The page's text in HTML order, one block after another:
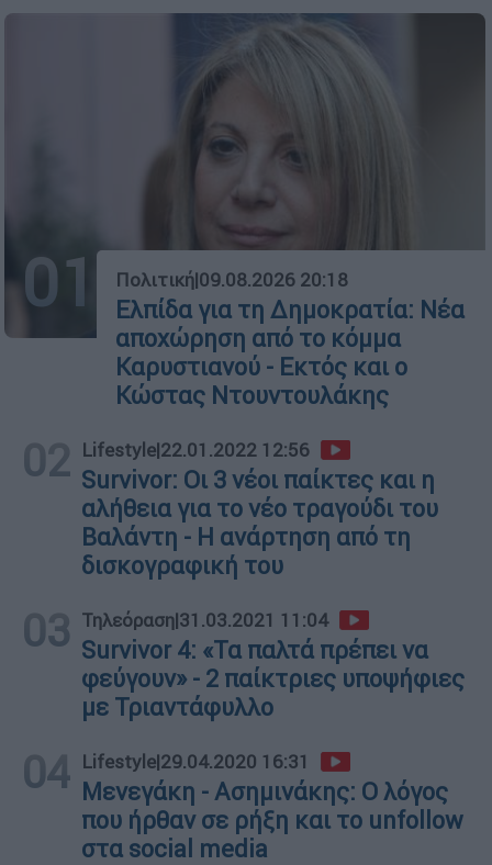
01 Πολιτική|09.08.2026 20:18
Ελπίδα για τη Δημοκρατία: Νέα
αποχώρηση από το κόμμα
Καρυστιανού - Εκτός και ο
Κώστας Ντουντουλάκης
02 Lifestyle|22.01.2022 12:56
Survivor: Οι 3 νέοι παίκτες και η
αλήθεια για το νέο τραγούδι του
Βαλάντη - Η ανάρτηση από τη
δισκογραφική του
03 Τηλεόραση|31.03.2021 11:04
Survivor 4: «Τα παλτά πρέπει να
φεύγουν» - 2 παίκτριες υποψήφιες
με Τριαντάφυλλο
04 Lifestyle|29.04.2020 16:31
Μενεγάκη - Ασημινάκης: Ο λόγος
που ήρθαν σε ρήξη και το unfollow
στα social media